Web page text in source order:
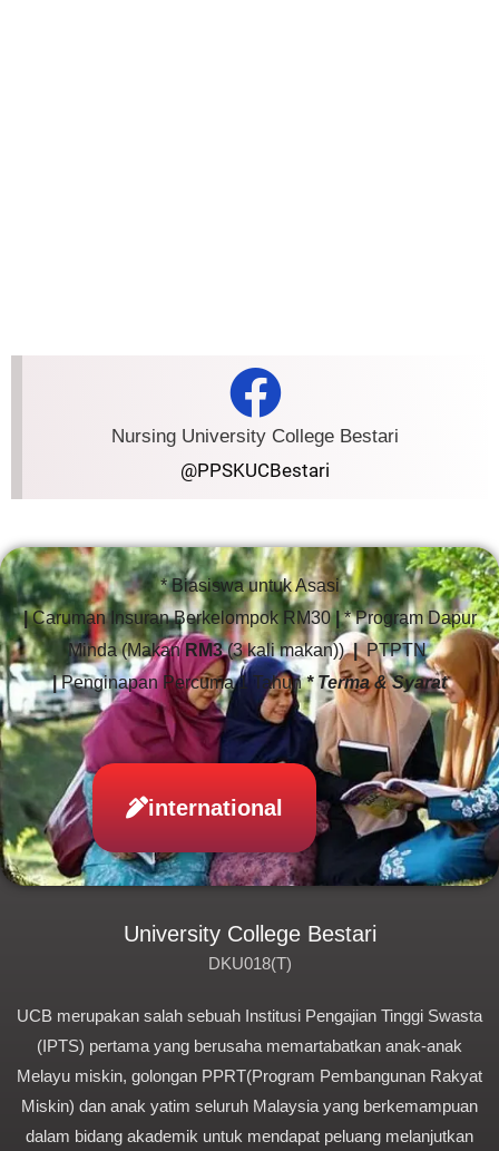
Nursing University College Bestari
@PPSKUCBestari
* Biasiswa untuk Asasi
|Caruman Insuran Berkelompok RM30 |* Program Dapur
Minda (Makan RM3(3 kali makan))|PTPTN
| Penginapan Percuma 1 Tahun* Terma & Syarat
international
University College Bestari
DKU018(T)
UCB merupakan salah sebuah Institusi Pengajian Tinggi Swasta
(IPTS) pertama yang berusaha memartabatkan anak-anak
Melayu miskin, golongan PPRT(Program Pembangunan Rakyat
Miskin) dan anak yatim seluruh Malaysia yang berkemampuan
dalam bidang akademik untuk mendapat peluang melanjutkan